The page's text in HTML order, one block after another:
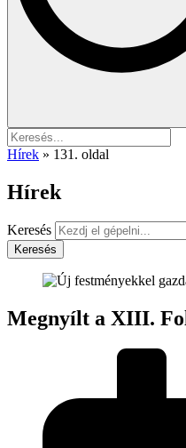
Hírek » 131. oldal
Hírek
Keresés
Keresés
Megnyílt a XIII.